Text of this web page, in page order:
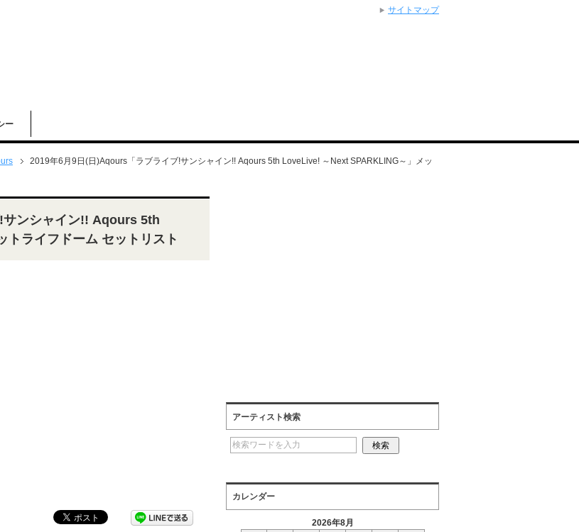
ー
2019年6月9日(日)Aqours「ラブライブ!サンシャイン!! Aqours 5th LoveLive! ～Next SPARKLING～」メッ
ンシャイン!! Aqours 5th
ライフドーム セットリスト
アーティスト検索
カレンダー
2026年8月
サイトマップ